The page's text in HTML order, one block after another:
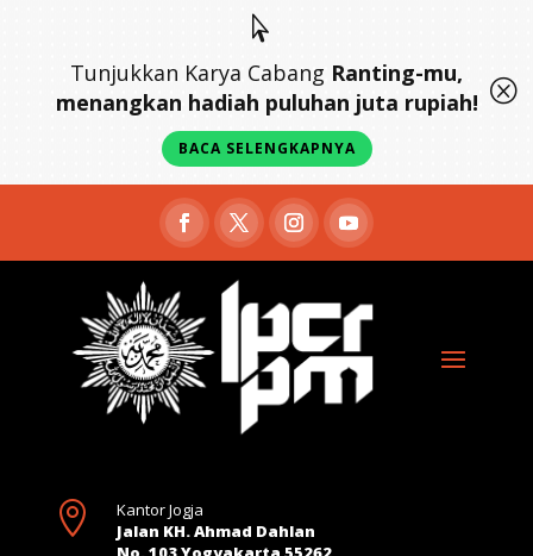

Tunjukkan Karya Cabang Ranting-mu,
menangkan hadiah puluhan juta rupiah!
BACA SELENGKAPNYA
Q

Kantor Jogja
Jalan KH. Ahmad Dahlan